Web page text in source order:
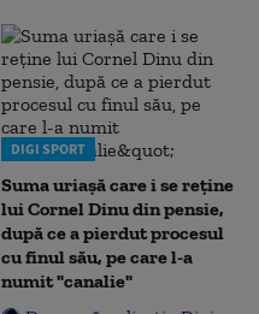
DIGI SPORT
Suma uriașă care i se reține
lui Cornel Dinu din pensie,
după ce a pierdut procesul
cu finul său, pe care l-a
numit "canalie"